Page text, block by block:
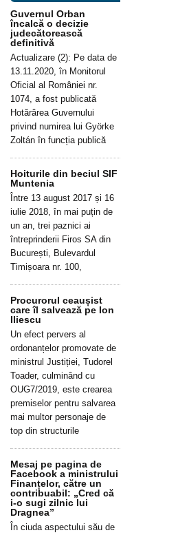
Guvernul Orban
încalcă o decizie
judecătorească
definitivă
Actualizare (2): Pe data de
13.11.2020, în Monitorul
Oficial al României nr.
1074, a fost publicată
Hotărârea Guvernului
privind numirea lui Györke
Zoltán în funcția publică
Hoiturile din beciul SIF
Muntenia
Între 13 august 2017 și 16
iulie 2018, în mai puțin de
un an, trei paznici ai
întreprinderii Firos SA din
București, Bulevardul
Timișoara nr. 100,
Procurorul ceaușist
care îl salvează pe Ion
Iliescu
Un efect pervers al
ordonanțelor promovate de
ministrul Justiției, Tudorel
Toader, culminând cu
OUG7/2019, este crearea
premiselor pentru salvarea
mai multor personaje de
top din structurile
Mesaj pe pagina de
Facebook a ministrului
Finanțelor, către un
contribuabil: „Cred că
i-o sugi zilnic lui
Dragnea”
În ciuda aspectului său de